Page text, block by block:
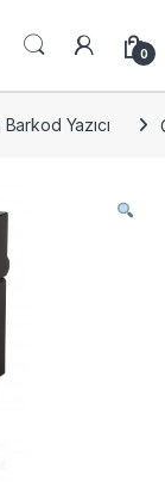
0
Yazıcı